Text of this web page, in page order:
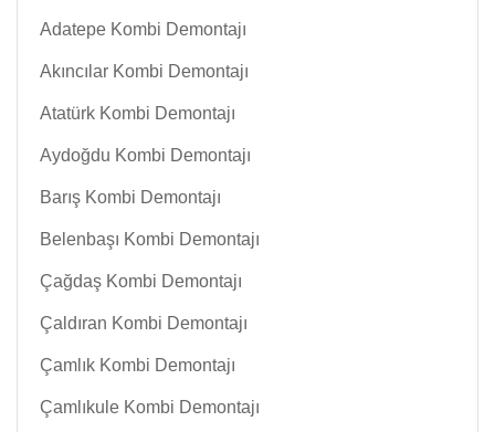
Adatepe Kombi Demontajı
Akıncılar Kombi Demontajı
Atatürk Kombi Demontajı
Aydoğdu Kombi Demontajı
Barış Kombi Demontajı
Belenbaşı Kombi Demontajı
Çağdaş Kombi Demontajı
Çaldıran Kombi Demontajı
Çamlık Kombi Demontajı
Çamlıkule Kombi Demontajı